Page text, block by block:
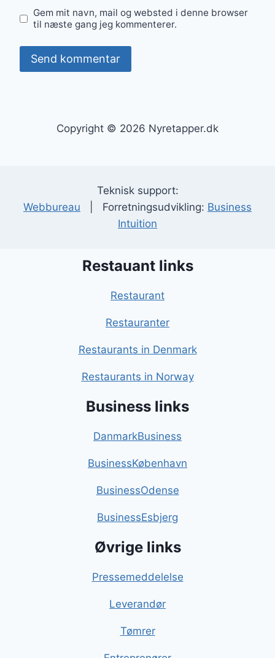
Gem mit navn, mail og websted i denne browser
til næste gang jeg kommenterer.
Copyright © 2026 Nyretapper.dk
Teknisk support:
Webbureau | Forretningsudvikling: Business
Intuition
Restauant links
Restaurant
Restauranter
Restaurants in Denmark
Restaurants in Norway
Business links
DanmarkBusiness
BusinessKøbenhavn
BusinessOdense
BusinessEsbjerg
Øvrige links
Pressemeddelelse
Leverandør
Tømrer